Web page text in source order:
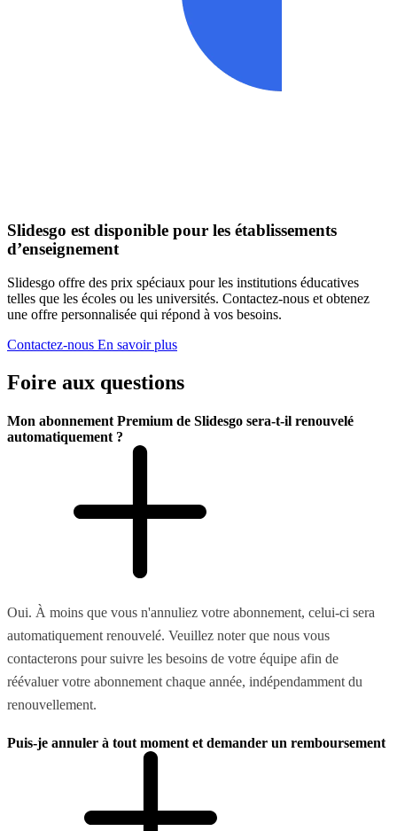
Slidesgo est disponible pour les établissements
d’enseignement
Slidesgo offre des prix spéciaux pour les institutions éducatives
telles que les écoles ou les universités. Contactez-nous et obtenez
une offre personnalisée qui répond à vos besoins.
Contactez-nous En savoir plus
Foire aux questions
Mon abonnement Premium de Slidesgo sera-t-il renouvelé
automatiquement ?
Oui. À moins que vous n'annuliez votre abonnement, celui-ci sera
automatiquement renouvelé. Veuillez noter que nous vous
contacterons pour suivre les besoins de votre équipe afin de
réévaluer votre abonnement chaque année, indépendamment du
renouvellement.
Puis-je annuler à tout moment et demander un remboursement